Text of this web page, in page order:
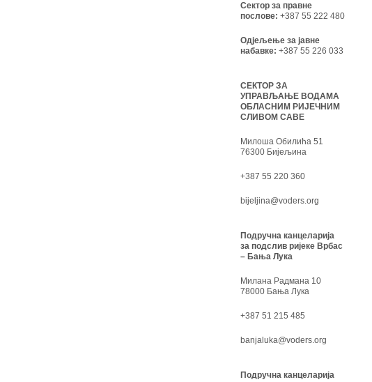
Сектор за правне
послове: +387 55 222 480
Одјељење за јавне
набавке: +387 55 226 033
СЕКТОР ЗА
УПРАВЉАЊЕ ВОДАМА
ОБЛАСНИМ РИЈЕЧНИМ
СЛИВОМ САВЕ
Милоша Обилића 51
76300 Бијељина
+387 55 220 360
bijeljina@voders.org
Подручна канцеларија
за подслив ријеке Врбас
– Бања Лука
Милана Радмана 10
78000 Бања Лука
+387 51 215 485
banjaluka@voders.org
Подручна канцеларија